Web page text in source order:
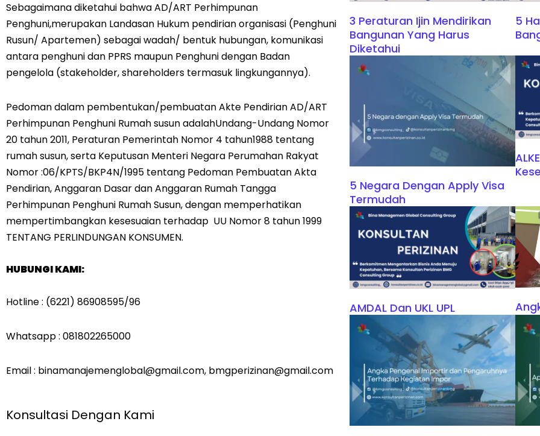
Sebagaimana diketahui bahwa AD/ART Perhimpunan
Penghuni,merupakan Landasan Hukum pendirian organisasi (Penghuni
Rusun/ Apartemen) sebagai wadah/ bentuk hubungan, komunikasi
antara penghuni dan PPRS maupun Penghuni dengan Badan
pengelola (stakeholder, shareholders termasuk lingkungannya).
Pedoman dalam pembentukan/pembuatan Akte Pendirian AD/ART
Perhimpunan Penghuni Rumah susun adalahUndang-Undang Nomor
20 tahun 2011, Peraturan Pemerintah Nomor 4 tahun1988 tentang
rumah susun, serta Keputusan Menteri Negara Perumahan Rakyat
Nomor :06/KPTS/BKP4N/1995 tentang Pedoman Pembuatan Akta
Pendirian, Anggaran Dasar dan Anggaran Rumah Tangga
Perhimpunan Penghuni Rumah Susun, dengan memperhatikan
mempertimbangkan kesesuaian terhadap UU Nomor 8 tahun 1999
TENTANG PERLINDUNGAN KONSUMEN.
HUBUNGI KAMI:
Hotline : (6221) 86908595/96
Whatsapp : 081802265000
Email : binamanajemenglobal@gmail.com, bmgperizinan@gmail.com
Konsultasi Dengan Kami
3 Peraturan Ijin Mendirikan
Bangunan Yang Harus
Diketahui
5
5 Negara Dengan Apply Visa
Termudah
AMDAL Dan UKL UPL